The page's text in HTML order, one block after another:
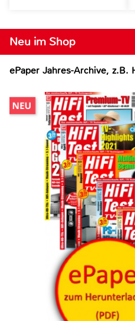
Neu im Shop
ePaper Jahres-Archive, z.B.